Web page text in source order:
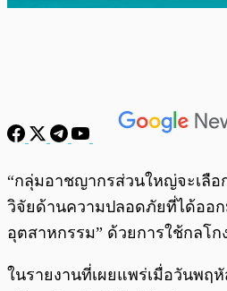
พร้อมเล่น
“กลุ่มอาชญากรส่วนใหญ่จะเลือ
วิจัยด้านความปลอดภัยที่ได้ออ
อุตสาหกรรม” ด้วยการใช้กลโ
ในรายงานที่เผยแพร่เมื่อวันพฤ